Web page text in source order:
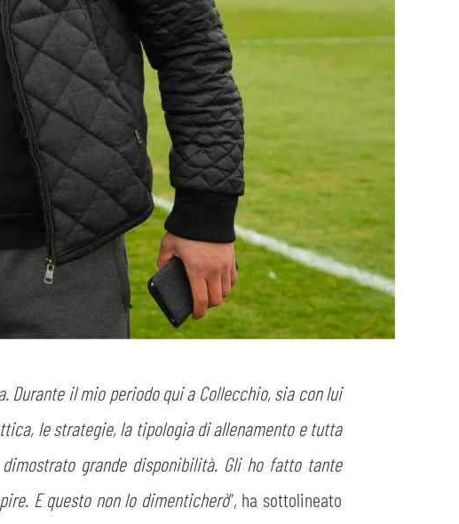
Durante il mio periodo qui a Collecchio, sia con lui
le strategie, la tipologia di allenamento e tutta
grande disponibilità. Gli ho fatto tante
E questo non lo dimenticherò”, ha sottolineato